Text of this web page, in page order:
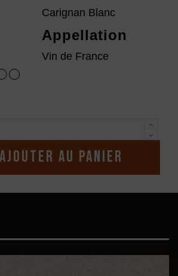
Carignan Blanc
Appellation
Vin de France
Ajouter au panier